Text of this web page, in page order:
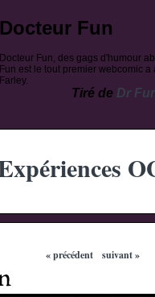
Docteur Fun
Docteur Fun, des gags d'humour
Fun est le tout premier webcomic
Farley.
Tiré de Dr
« précédent suivant »